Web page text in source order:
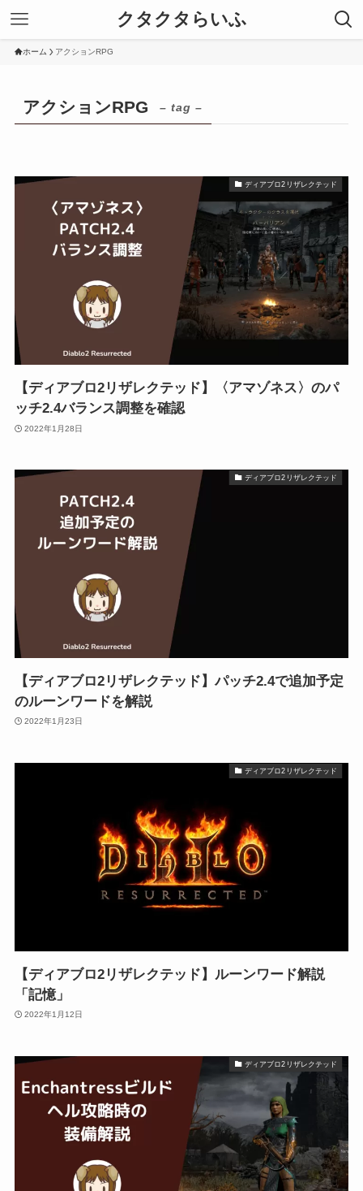
クタクタらいふ
ホーム アクションRPG
アクションRPG – tag –
ディアブロ2リザレクテッド
【ディアブロ2リザレクテッド】〈アマゾネス〉のパ
ッチ2.4バランス調整を確認
2022年1月28日
ディアブロ2リザレクテッド
【ディアブロ2リザレクテッド】パッチ2.4で追加予定
のルーンワードを解説
2022年1月23日
ディアブロ2リザレクテッド
【ディアブロ2リザレクテッド】ルーンワード解説
「記憶」
2022年1月12日
ディアブロ2リザレクテッド